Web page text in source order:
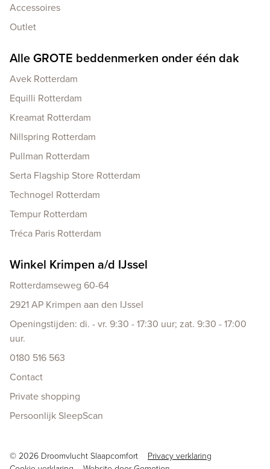
Accessoires
Outlet
Alle GROTE beddenmerken onder één dak
Avek Rotterdam
Equilli Rotterdam
Kreamat Rotterdam
Nillspring Rotterdam
Pullman Rotterdam
Serta Flagship Store Rotterdam
Technogel Rotterdam
Tempur Rotterdam
Tréca Paris Rotterdam
Winkel Krimpen a/d IJssel
Rotterdamseweg 60-64
2921 AP Krimpen aan den IJssel
Openingstijden: di. - vr. 9:30 - 17:30 uur; zat. 9:30 - 17:00
uur.
0180 516 563
Contact
Private shopping
Persoonlijk SleepScan
Copyright navigation
© 2026 Droomvlucht Slaapcomfort
Privacy verklaring